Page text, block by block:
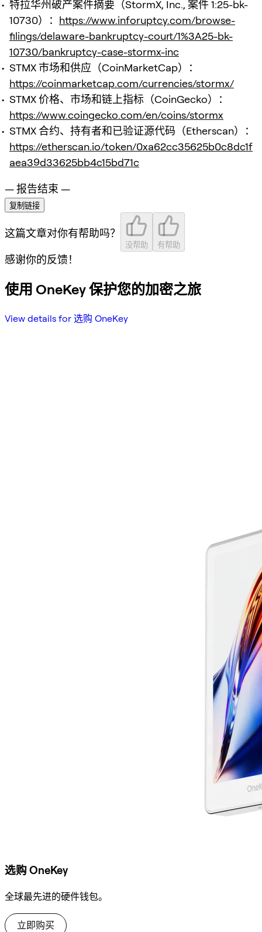
特拉华州破产案件摘要（StormX, Inc., 案件 1:25-bk-
10730）： https://www.inforuptcy.com/browse-
filings/delaware-bankruptcy-court/1%3A25-bk-
10730/bankruptcy-case-stormx-inc
STMX 市场和供应（CoinMarketCap）：
https://coinmarketcap.com/currencies/stormx/
STMX 价格、市场和链上指标（CoinGecko）：
https://www.coingecko.com/en/coins/stormx
STMX 合约、持有者和已验证源代码（Etherscan）：
https://etherscan.io/token/0xa62cc35625b0c8dc1f
aea39d33625bb4c15bd71c
— 报告结束 —
复制链接
这篇文章对你有帮助吗？
没帮助 有帮助
感谢你的反馈！
使用 OneKey 保护您的加密之旅
View details for 选购 OneKey
选购 OneKey
全球最先进的硬件钱包。
立即购买